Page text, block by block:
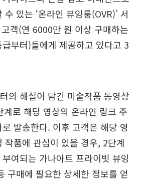
있는 ‘온라인 뷰잉룸(OVR)’ 서
객(연 6000만 원 이상 구매하는
부터)들에게 제공하고 있다고 3
의 해설이 담긴 미술작품 동영상
로 해당 영상의 온라인 링크 주
발송한다. 이후 고객은 해당 영
작품에 관심이 있을 경우, 2단계
여되는 가나아트 프라이빗 뷰잉
구매에 필요한 상세한 정보를 얻